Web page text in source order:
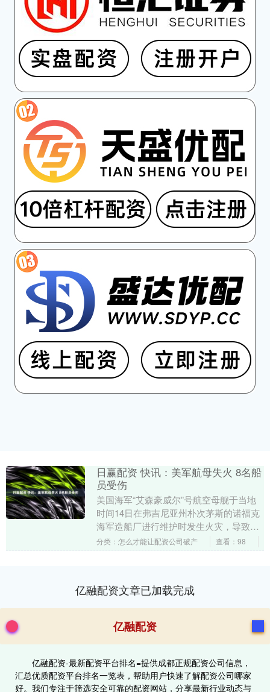
日赢配资 快讯：美军航母失火 8名船
员受伤
美国海军“艾森豪威尔”号航空母舰于当地
时间14日在弗吉尼亚州朴次茅斯的诺福克
海军造船厂进行维护时发生火灾，导致多
名船员受伤。据报道，这起火灾造成8名船
分类：怎么才能让配资公司破产 查看：98
亿融配资文章已加载完成
亿融配资
亿融配资-最新配资平台排名=提供成都正规配资公司信息，
汇总优质配资平台排名一览表，帮助用户快速了解配资公司哪家
好。我们专注于筛选安全可靠的配资网站，分享最新行业动态与